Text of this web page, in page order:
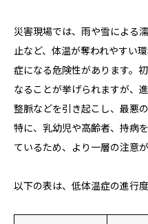
災害現場では、雨や雪による
止など、体温が奪われやすい
症になる危険性があります。
なることが挙げられますが、
整脈などを引き起こし、最悪
特に、乳幼児や高齢者、持病
ているため、より一層の注意が
以下の表は、低体温症の進行